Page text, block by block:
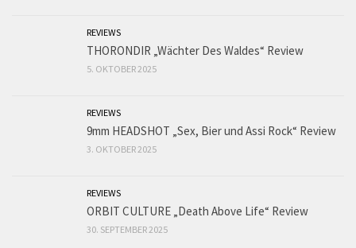
REVIEWS
THORONDIR „Wächter Des Waldes“ Review
5. OKTOBER 2025
REVIEWS
9mm HEADSHOT „Sex, Bier und Assi Rock“ Review
3. OKTOBER 2025
REVIEWS
ORBIT CULTURE „Death Above Life“ Review
30. SEPTEMBER 2025